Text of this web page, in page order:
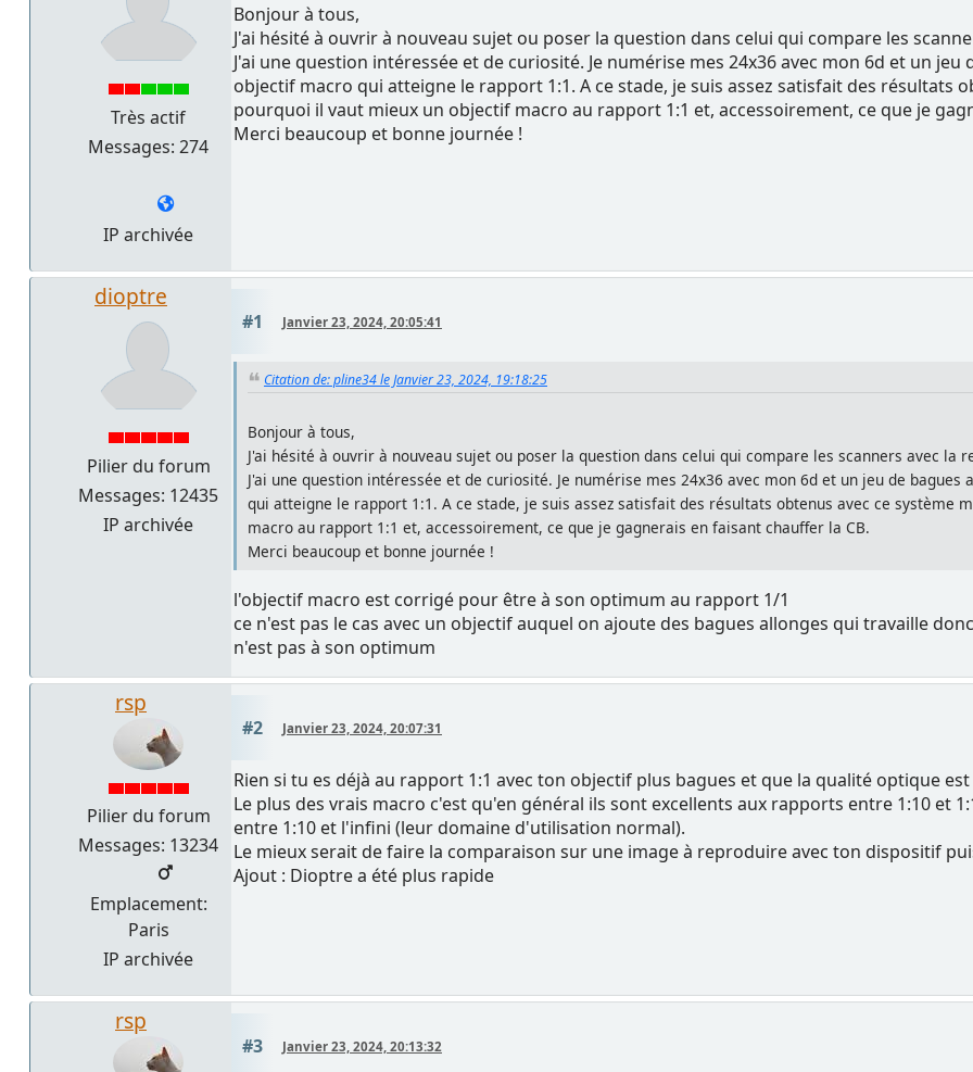
Très actif
Messages: 274
IP archivée
Bonjour à tous,
J'ai hésité à ouvrir à nouveau sujet ou poser la question dans celui qui compare les
J'ai une question intéressée et de curiosité. Je numérise mes 24x36 avec mon 6d et un
objectif macro qui atteigne le rapport 1:1. A ce stade, je suis assez satisfait des résultats
pourquoi il vaut mieux un objectif macro au rapport 1:1 et, accessoirement, ce que je
Merci beaucoup et bonne journée !
dioptre
Pilier du forum
Messages: 12435
IP archivée
#1 Janvier 23, 2024, 20:05:41
Citation de: pline34 le Janvier 23, 2024, 19:18:25
Bonjour à tous,
J'ai hésité à ouvrir à nouveau sujet ou poser la question dans celui qui compare les scanners avec la
J'ai une question intéressée et de curiosité. Je numérise mes 24x36 avec mon 6d et un jeu de
qui atteigne le rapport 1:1. A ce stade, je suis assez satisfait des résultats obtenus avec ce système
macro au rapport 1:1 et, accessoirement, ce que je gagnerais en faisant chauffer la CB.
Merci beaucoup et bonne journée !
l'objectif macro est corrigé pour être à son optimum au rapport 1/1
ce n'est pas le cas avec un objectif auquel on ajoute des bagues allonges qui travaille
n'est pas à son optimum
rsp
Pilier du forum
Messages: 13234
Emplacement:
Paris
IP archivée
#2 Janvier 23, 2024, 20:07:31
Rien si tu es déjà au rapport 1:1 avec ton objectif plus bagues et que la qualité optique
Le plus des vrais macro c'est qu'en général ils sont excellents aux rapports entre 1:10 et
entre 1:10 et l'infini (leur domaine d'utilisation normal).
Le mieux serait de faire la comparaison sur une image à reproduire avec ton dispositif
Ajout : Dioptre a été plus rapide
rsp
#3 Janvier 23, 2024, 20:13:32